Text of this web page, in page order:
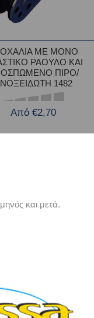
ΜΕ ΜΟΝΟ
ΡΑΟΥΛΟ ΚΑΙ
ΠΙΡΟ/
1482
Από €2,70
και μετά.